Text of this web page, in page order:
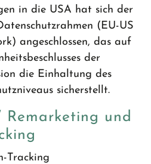
in die USA hat sich der
(EU-US
angeschlossen, das auf
der
die Einhaltung des
sicherstellt.
und
Tracking